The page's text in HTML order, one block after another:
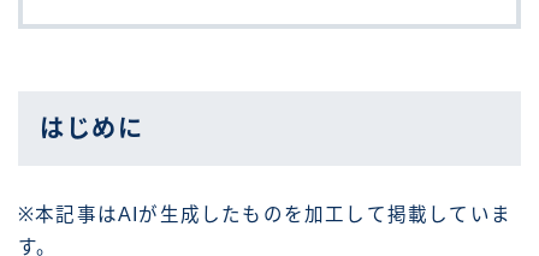
はじめに
※本記事はAIが生成したものを加工して掲載していま
す。